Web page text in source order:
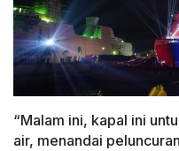
“Malam ini, kapal ini
air, menandai